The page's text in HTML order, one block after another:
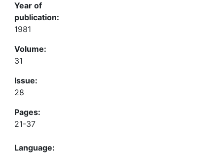
Year of
publication:
1981
Volume:
31
Issue:
28
Pages:
21-37
Language: